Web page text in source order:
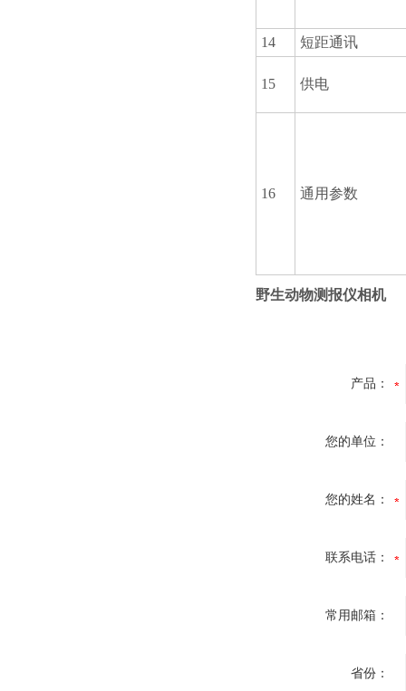
14 短距通讯
15 供电
16 通用参数
野生动物测报仪相机
产品：
您的单位：
您的姓名：
联系电话：
常用邮箱：
省份：